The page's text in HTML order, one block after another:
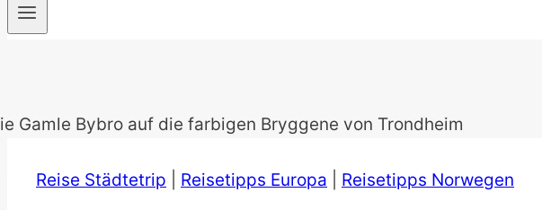
Reise Städtetrip Reisetipps Europa Reisetipps Norwegen